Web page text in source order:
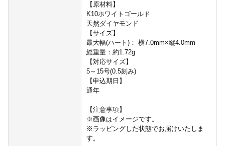
【原材料】
K10ホワイトゴールド
天然ダイヤモンド
【サイズ】
最大幅(ハート)： 横7.0mm×縦4.0mm
総重量：約1.72g
【対応サイズ】
5～15号(0.5刻み)
【申込期日】
通年
【注意事項】
※画像はイメージです。
※ラッピングした状態でお届けいたしま
す。